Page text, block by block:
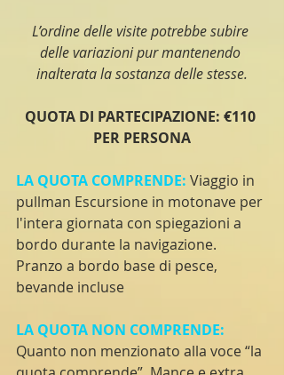
L’ordine delle visite potrebbe subire
delle variazioni pur mantenendo
inalterata la sostanza delle stesse.
QUOTA DI PARTECIPAZIONE: €110
PER PERSONA
LA QUOTA COMPRENDE: Viaggio in
pullman Escursione in motonave per
l'intera giornata con spiegazioni a
bordo durante la navigazione.
Pranzo a bordo base di pesce,
bevande incluse
LA QUOTA NON COMPRENDE:
Quanto non menzionato alla voce “la